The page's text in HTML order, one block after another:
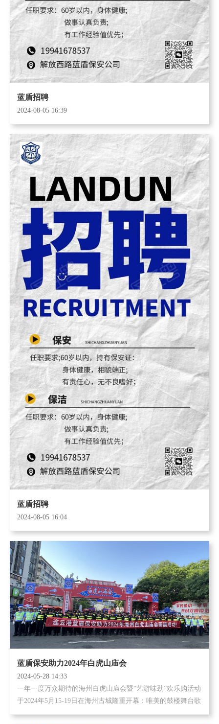
蓝盾招聘
2024-08-05 16:39
蓝盾招聘
2024-08-05 16:04
蓝盾保安助力2024年白虎山庙会
2024-05-28 14:33
一年一度万众期待的海州白虎山庙会暨“艺游味劲”欢乐购活动
于2024年5月15-19日在海州古城隆重开幕：唯美的鼓楼舞台歌